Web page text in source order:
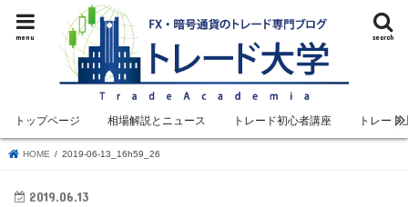
search
menu
トップページ 相場解説とニュース トレード初心者講座 トレード
HOME 2019-06-13_16h59_26
2019.06.13